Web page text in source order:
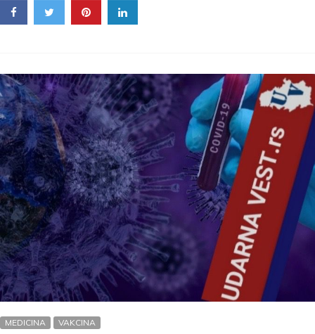
ali
preminulo
6
pacijenata
MEDICINA VAKCINA